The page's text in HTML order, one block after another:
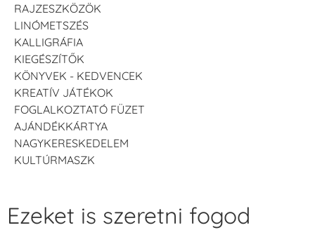
RAJZESZKÖZÖK
LINÓMETSZÉS
KALLIGRÁFIA
KIEGÉSZÍTŐK
KÖNYVEK - KEDVENCEK
KREATÍV JÁTÉKOK
FOGLALKOZTATÓ FÜZET
AJÁNDÉKKÁRTYA
NAGYKERESKEDELEM
KULTÚRMASZK
Ezeket is szeretni fogod